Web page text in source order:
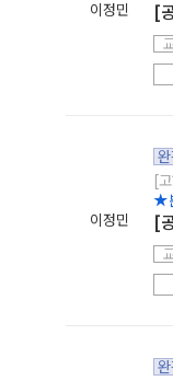
이정민 [
이정민
[
★
[